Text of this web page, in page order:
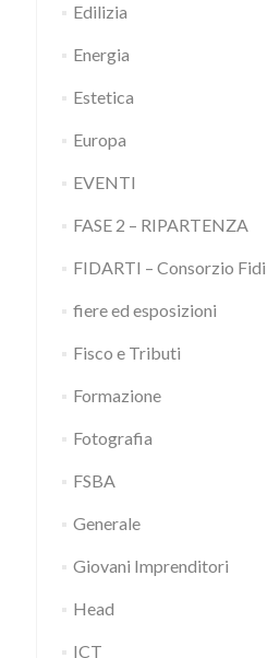
Edilizia
Energia
Estetica
Europa
EVENTI
FASE 2 – RIPARTENZA
FIDARTI – Consorzio Fidi
fiere ed esposizioni
Fisco e Tributi
Formazione
Fotografia
FSBA
Generale
Giovani Imprenditori
Head
ICT